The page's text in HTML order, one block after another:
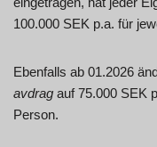
100.000 SEK p.a. für
Ebenfalls ab 01.2026
avdrag auf 75.000 SEK
Person.